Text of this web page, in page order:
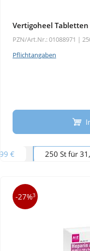
Vertigoheel Tabletten
PZN/Art.Nr.: 01088971 |
Pflichtangaben
€ 250 St für
-27%3